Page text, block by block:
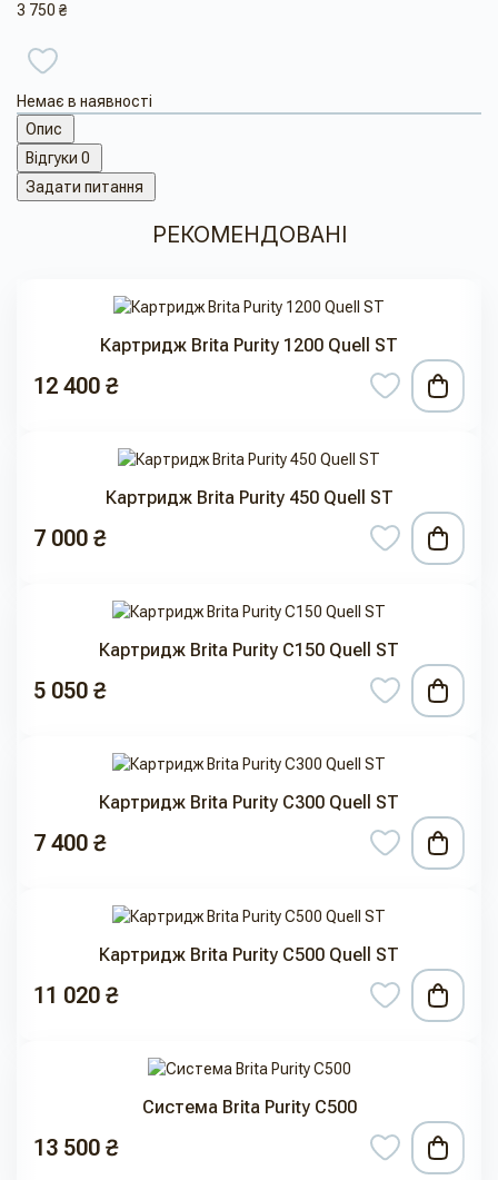
3 750 ₴
Немає в наявності
Опис
Відгуки 0
Задати питання
РЕКОМЕНДОВАНІ
Картридж Brita Purity 1200 Quell ST
12 400 ₴
Картридж Brita Purity 450 Quell ST
7 000 ₴
Картридж Brita Purity C150 Quell ST
5 050 ₴
Картридж Brita Purity C300 Quell ST
7 400 ₴
Картридж Brita Purity C500 Quell ST
11 020 ₴
Система Brita Purity C500
13 500 ₴